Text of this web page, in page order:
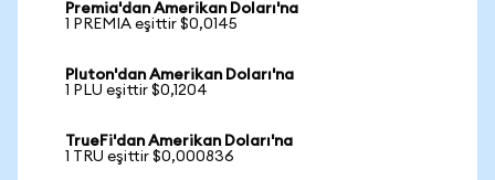
Premia'dan Amerikan Doları'na
1 PREMIA eşittir $0,0145
Pluton'dan Amerikan Doları'na
1 PLU eşittir $0,1204
TrueFi'dan Amerikan Doları'na
1 TRU eşittir $0,000836